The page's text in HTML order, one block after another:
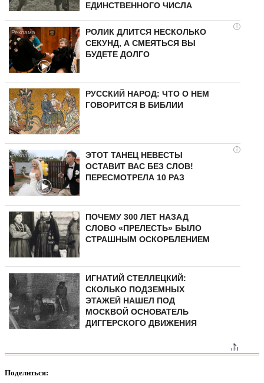
ЕДИНСТВЕННОГО ЧИСЛА
i
РОЛИК ДЛИТСЯ НЕСКОЛЬКО
СЕКУНД, А СМЕЯТЬСЯ ВЫ
БУДЕТЕ ДОЛГО
РУССКИЙ НАРОД: ЧТО О НЕМ
ГОВОРИТСЯ В БИБЛИИ
i
ЭТОТ ТАНЕЦ НЕВЕСТЫ
ОСТАВИТ ВАС БЕЗ СЛОВ!
ПЕРЕСМОТРЕЛА 10 РАЗ
ПОЧЕМУ 300 ЛЕТ НАЗАД
СЛОВО «ПРЕЛЕСТЬ» БЫЛО
СТРАШНЫМ ОСКОРБЛЕНИЕМ
ИГНАТИЙ СТЕЛЛЕЦКИЙ:
СКОЛЬКО ПОДЗЕМНЫХ
ЭТАЖЕЙ НАШЕЛ ПОД
МОСКВОЙ ОСНОВАТЕЛЬ
ДИГГЕРСКОГО ДВИЖЕНИЯ
Поделиться: